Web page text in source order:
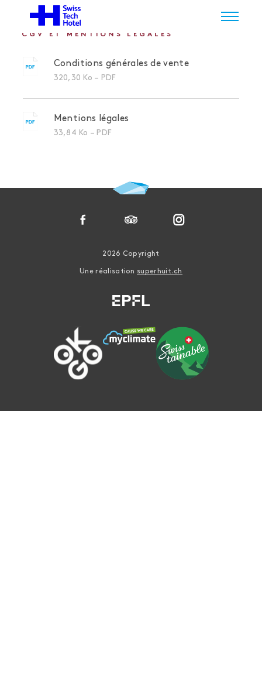
CGV ET MENTIONS LÉGALES
Conditions générales de vente
320,30 Ko – PDF
Mentions légales
33,84 Ko – PDF
2026 Copyright
Une réalisation superhuit.ch